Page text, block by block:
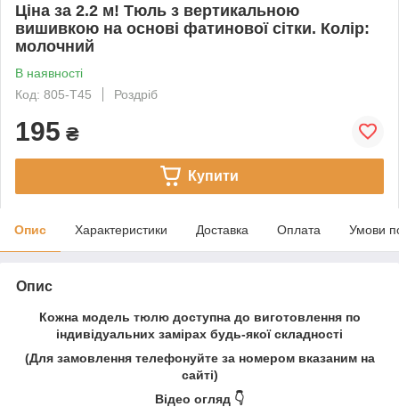
Ціна за 2.2 м! Тюль з вертикальною
вишивкою на основі фатинової сітки. Колір:
молочний
В наявності
Код: 805-Т45
Роздріб
195 ₴
Купити
Опис Характеристики Доставка Оплата Умови
Опис
Кожна модель тюлюдоступна до виготовлення по
індивідуальних замірах будь-якої складності
(Для замовлення телефонуйте за номером вказаним на
сайті)
Відео огляд 👇